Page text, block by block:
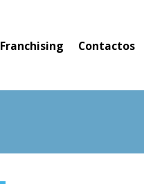
Franchising Contactos